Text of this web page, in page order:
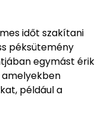
időt szakítani
péksütemény
egymást érik
amelyekben
például a